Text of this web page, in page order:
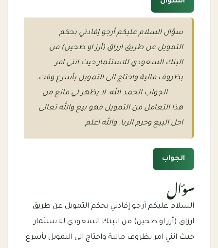
السؤال
سؤال السلام عليكم أرجو إفادتي بحكم
التمويل عن طريق ارزاق (أرز او طحين) من
البنك السعودي للاستثمار حيث انني امر
بظروف مالية واحتاج الى التمويل بأسرع وقت.
الجواب الحمد الله: لا يظهر لي مانع من
هذا التعامل من التمويل فهو بيع والله تعالى
احل البيع وحرم الربا. والله اعلم
الجواب
سؤال
السلام عليكم أرجو إفادتي بحكم التمويل عن طريق
ارزاق (أرز او طحين) من البنك السعودي للاستثمار
حيث انني امر بظروف مالية واحتاج الى التمويل بأسرع